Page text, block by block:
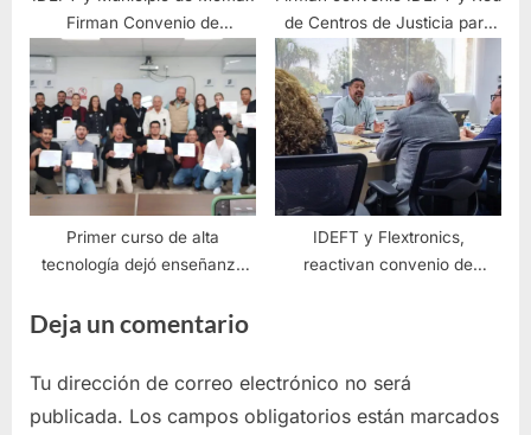
Firman Convenio de
Cooperación Regional
de Centros de Justicia para
las Mujeres
Primer curso de alta
tecnología dejó enseñanza
IDEFT y Flextronics,
reactivan convenio de
Deja un comentario
Tu dirección de correo electrónico no será
publicada. Los campos obligatorios están marcados